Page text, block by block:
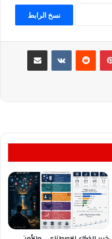
نسخ الرابط
بينتيريست مشاركة عبر البريد